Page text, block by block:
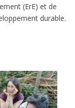
(ErE) et de
durable.